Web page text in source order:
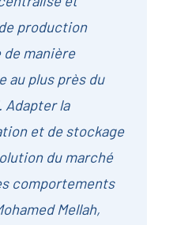
production
de manière
au plus près du
Adapter la
et de stockage
du marché
comportements
Mellah,